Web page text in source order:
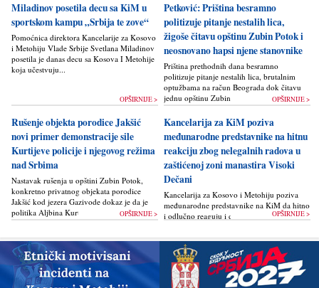
Miladinov posetila decu sa KiM u
sportskom kampu „Srbija te zove“
Pomoćnica direktora Kancelarije za Kosovo
i Metohiju Vlade Srbije Svetlana Miladinov
posetila je danas decu sa Kosova I Metohije
koja učestvuju...
OPŠIRNIJE >
Petković: Priština besramno
politizuje pitanje nestalih lica,
žigoše čitavu opštinu Zubin Potok i
neosnovano hapsi njene stanovnike
Priština prethodnih dana besramno
politizuje pitanje nestalih lica, brutalnim
optužbama na račun Beograda dok čitavu
jednu opštinu Zubin Potok žigoše...OPŠIRNIJE >
Rušenje objekta porodice Jakšić
novi primer demonstracije sile
Kurtijeve policije i njegovog režima
nad Srbima
Nastavak rušenja u opštini Zubin Potok,
konkretno privatnog objekata porodice
Jakšić kod jezera Gazivode dokaz je da je
politika Alјbina Kurtija...
OPŠIRNIJE >
Kancelarija za KiM poziva
međunarodne predstavnike na hitnu
reakciju zbog nelegalnih radova u
zaštićenoj zoni manastira Visoki
Dečani
Kancelarija za Kosovo i Metohiju poziva
međunarodne predstavnike na KiM da hitno
i odlučno reaguju i da bez odlaganja
građevinskih...
OPŠIRNIJE >